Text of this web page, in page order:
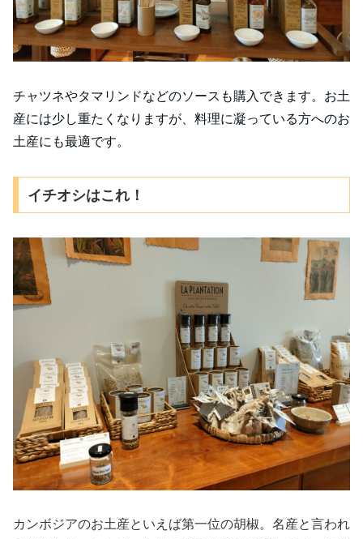
チャツネやタマリンドなどのソースも購入できます。お土
産には少し重たくなりますが、料理に凝っている方へのお
土産にも最適です。
イチオシはこれ！
カンボジアのお土産といえば第一位の胡椒。名産と言われ